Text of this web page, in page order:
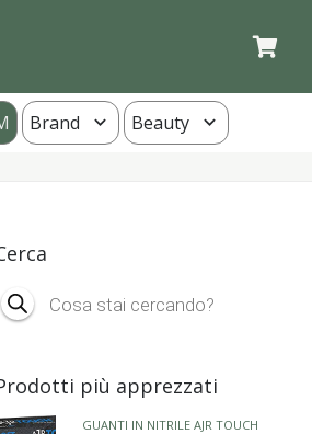
Brand Beauty
search
più apprezzati
GUANTI IN NITRILE AJR TOUCH